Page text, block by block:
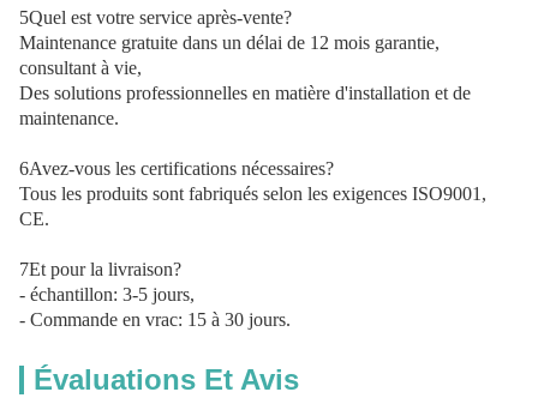
5Quel est votre service après-vente?
Maintenance gratuite dans un délai de 12 mois garantie,
consultant à vie,
Des solutions professionnelles en matière d'installation et de
maintenance.
6Avez-vous les certifications nécessaires?
Tous les produits sont fabriqués selon les exigences ISO9001,
CE.
7Et pour la livraison?
- échantillon: 3-5 jours,
- Commande en vrac: 15 à 30 jours.
Évaluations Et Avis